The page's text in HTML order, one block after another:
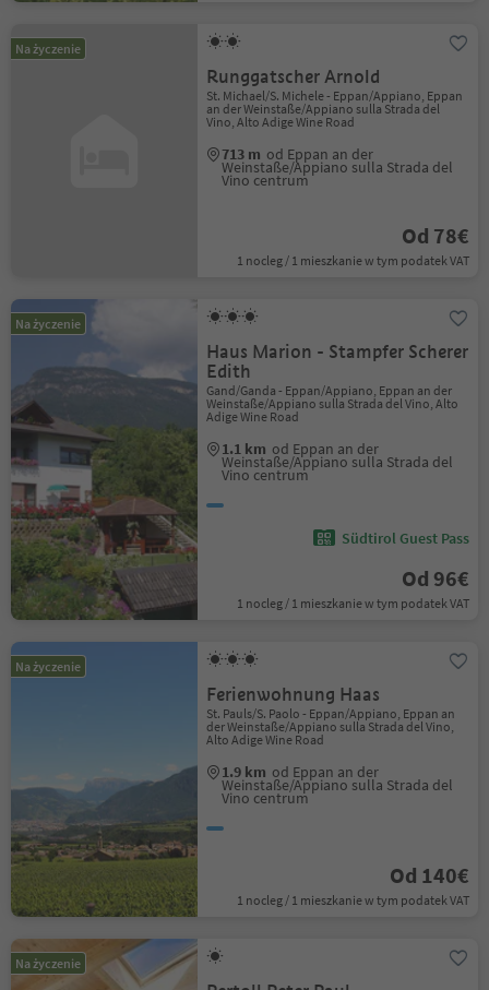
Na życzenie
Runggatscher Arnold
St. Michael/S. Michele - Eppan/Appiano, Eppan
an der Weinstaße/Appiano sulla Strada del
Vino, Alto Adige Wine Road
713 m od Eppan an der
Weinstaße/Appiano sulla Strada del
Vino centrum
Od 78€
1 nocleg / 1 mieszkanie w tym podatek VAT
Na życzenie
Haus Marion - Stampfer Scherer
Edith
Gand/Ganda - Eppan/Appiano, Eppan an der
Weinstaße/Appiano sulla Strada del Vino, Alto
Adige Wine Road
1.1 km od Eppan an der
Weinstaße/Appiano sulla Strada del
Vino centrum
Südtirol Guest Pass
Od 96€
1 nocleg / 1 mieszkanie w tym podatek VAT
Na życzenie
Ferienwohnung Haas
St. Pauls/S. Paolo - Eppan/Appiano, Eppan an
der Weinstaße/Appiano sulla Strada del Vino,
Alto Adige Wine Road
1.9 km od Eppan an der
Weinstaße/Appiano sulla Strada del
Vino centrum
Od 140€
1 nocleg / 1 mieszkanie w tym podatek VAT
Na życzenie